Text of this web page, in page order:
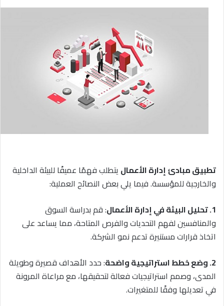
تطبيق مبادئ إدارة الأعمال يتطلب فهمًا عميقًا للبيئة الداخلية
والخارجية للمؤسسة. فيما يلي بعض النصائح العملية:
1. تحليل البيئة في إدارة الأعمال
: قم بدراسة السوق
والمنافسين لفهم التحديات والفرص المتاحة، مما يساعد على
اتخاذ قرارات مستنيرة تدعم نمو الشركة.
2. وضع خطط استراتيجية واضحة
: حدد الأهداف قصيرة وطويلة
المدى، وصمم استراتيجيات فعالة لتحقيقها، مع مراعاة المرونة
في تعديلها وفقًا للمتغيرات.